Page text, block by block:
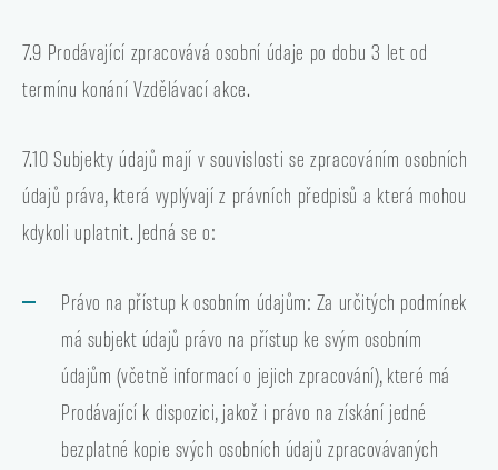
7.9 Prodávající zpracovává osobní údaje po dobu 3 let od
termínu konání Vzdělávací akce.
7.10 Subjekty údajů mají v souvislosti se zpracováním osobních
údajů práva, která vyplývají z právních předpisů a která mohou
kdykoli uplatnit. Jedná se o:
Právo na přístup k osobním údajům: Za určitých podmínek
má subjekt údajů právo na přístup ke svým osobním
údajům (včetně informací o jejich zpracování), které má
Prodávající k dispozici, jakož i právo na získání jedné
bezplatné kopie svých osobních údajů zpracovávaných